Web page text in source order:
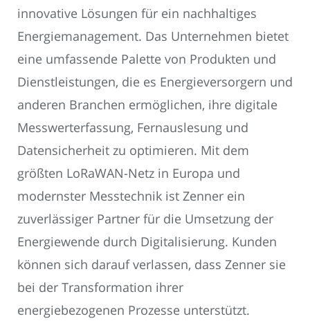
innovative Lösungen für ein nachhaltiges
Energiemanagement. Das Unternehmen bietet
eine umfassende Palette von Produkten und
Dienstleistungen, die es Energieversorgern und
anderen Branchen ermöglichen, ihre digitale
Messwerterfassung, Fernauslesung und
Datensicherheit zu optimieren. Mit dem
größten LoRaWAN-Netz in Europa und
modernster Messtechnik ist Zenner ein
zuverlässiger Partner für die Umsetzung der
Energiewende durch Digitalisierung. Kunden
können sich darauf verlassen, dass Zenner sie
bei der Transformation ihrer
energiebezogenen Prozesse unterstützt.